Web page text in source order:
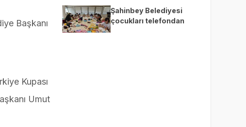
Başkanı
Kupası
Umut
Şahinbey Belediyesi
çocukları telefondan